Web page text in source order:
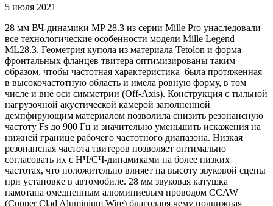
5 июля 2021
28 мм ВЧ-динамики MP 28.3 из серии Mille Pro унаследовали
все технологические особенности модели Mille Legend
ML28.3. Геометрия купола из материала Tetolon и форма
фронтальных фланцев твитера оптимизированы таким
образом, чтобы частотная характеристика была протяженная
в высокочастотную область и имела ровную форму, в том
числе и вне оси симметрии (Off-Axis). Конструкция с тыльной
нагрузочной акустической камерой заполненной
демпфирующим материалом позволила снизить резонансную
частоту Fs до 900 Гц и значительно уменьшить искажения на
нижней границе рабочего частотного диапазона. Низкая
резонансная частота твитеров позволяет оптимально
согласовать их с НЧ/СЧ-динамиками на более низких
частотах, что положительно влияет на высоту звуковой сцены
при установке в автомобиле. 28 мм звуковая катушка
намотана омедненным алюминиевым проводом СCAW
(Copper Clad Aluminium Wire) благодаря чему подвижная